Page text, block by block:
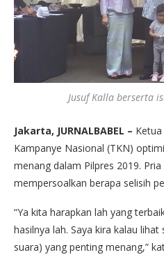
Jusuf Kalla berserta
Jakarta, JURNALBABEL –
Kampanye Nasional (TKN)
menang dalam Pilpres 2019.
mempersoalkan berapa selisih
“Ya kita harapkan lah yang
hasilnya lah. Saya kira kalau
suara) yang penting menang,”